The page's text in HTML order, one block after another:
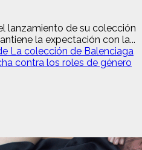
lanzamiento de su colección
la expectación con la...
La colección de Balenciaga
contra los roles de género